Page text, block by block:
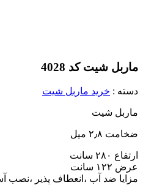
ماربل شیت کد 4028
دسته : خرید ماربل شیت
ماربل شیت
ضخامت ۲٫۸ میل
ارتفاع ۲۸۰ سانت
عرض ۱۲۲ سانت
مزایا ضد آب ،انعطاف پذیر